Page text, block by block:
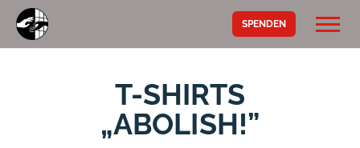
SPENDEN
T-SHIRTS
„ABOLISH!”